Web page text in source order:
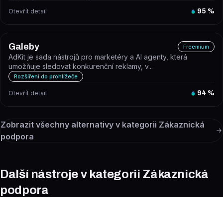
Otevřít detail 95 %
Galeby Freemium
AdKit je sada nástrojů pro marketéry a AI agenty, která
umožňuje sledovat konkurenční reklamy, v...
Rozšíření do prohlížeče
Otevřít detail 94 %
Zobrazit všechny alternativy v kategorii Zákaznická
podpora
Další nástroje v kategorii Zákaznická
podpora